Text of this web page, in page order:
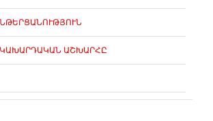
ԿԱԽԱՐԴԱԿԱՆ ԱՇԽԱՐՀԸ